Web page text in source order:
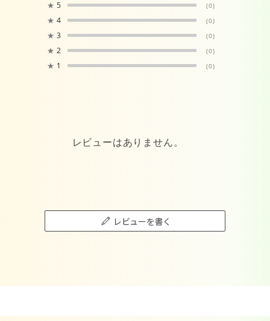
★ 5 (0)
★ 4 (0)
★ 3 (0)
★ 2 (0)
★ 1 (0)
レビューはありません。
レビューを書く